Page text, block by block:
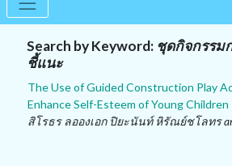
Search by Keyword: ชุดกิจกรรม
ชี้แนะ
The Use of Guided Construction Play
Enhance Self-Esteem of Young Children
สิโรธร ลอองเอก ปิยะนันท์ หิรัณย์ชโลทร